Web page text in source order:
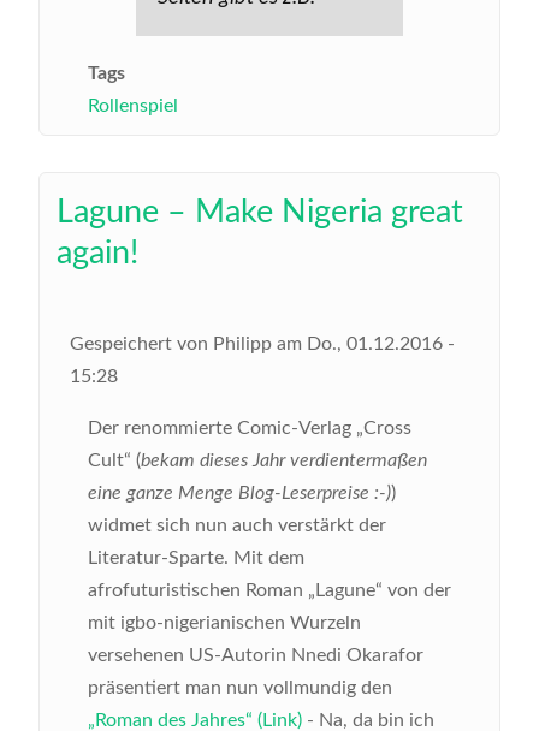
Tags
Rollenspiel
Lagune – Make Nigeria great
again!
Gespeichert von Philipp am Do., 01.12.2016 -
15:28
Der renommierte Comic-Verlag „Cross
Cult“ (bekam dieses Jahr verdientermaßen
eine ganze Menge Blog-Leserpreise :-))
widmet sich nun auch verstärkt der
Literatur-Sparte. Mit dem
afrofuturistischen Roman „Lagune“ von der
mit igbo-nigerianischen Wurzeln
versehenen US-Autorin Nnedi Okarafor
präsentiert man nun vollmundig den
„Roman des Jahres“ (Link) - Na, da bin ich